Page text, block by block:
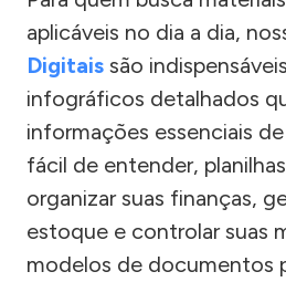
aplicáveis no dia a dia,
Digitais são
infográficos detalhados
informações essenciais
fácil de entender,
organizar suas finanças,
estoque e controlar suas
modelos de documentos